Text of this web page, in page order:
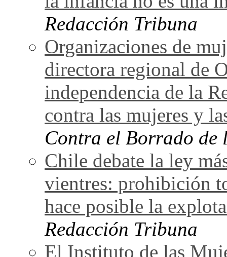
Redacción Tribuna
Organizaciones de
directora regional de
independencia de la
contra las mujeres y
Contra el Borrado de
Chile debate la ley
vientres: prohibición
hace posible la
Redacción Tribuna
El Instituto de las